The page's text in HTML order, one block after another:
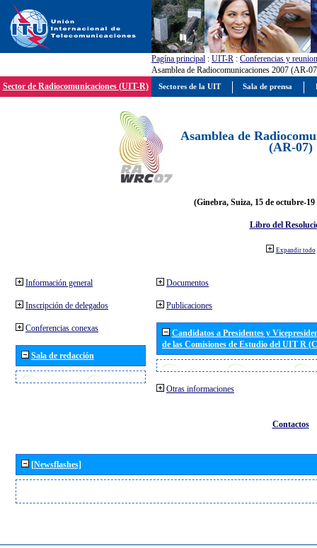
Pagína principal : UIT-R : Conferencias y
Asamblea de Radiocomunicaciones 2007 (AR-
Sector de Radiocomunicaciones (UIT-R)
Asamblea de
(AR-07)
(Ginebra, Suiza, 15 de octubre-19
Libro del
Expandir todo
Información general
Inscripción de delegados
Conferencias conexas
Sala de redacción
Documentos
Publicaciones
Candidatos a Presidentes y
de las Comisiones de Estudio del UIT R
Otras informaciones
Contactos
[Newsflashes]
Sectores de la UIT Sala de prensa